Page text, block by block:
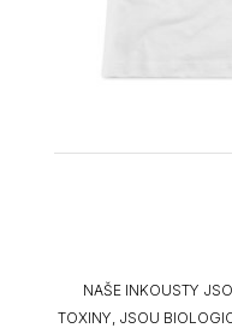
NAŠE INKOUSTY
TOXINY, JSOU